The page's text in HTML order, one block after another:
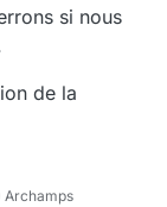
de liste
ou sont
il faut aller dans
d'utilisateurs
de la liste
des droits
si nous
de la
Archamps